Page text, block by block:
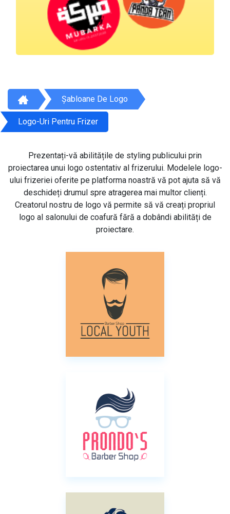
Șabloane De Logo
Logo-Uri Pentru Frizer
Prezentați-vă abilitățile de styling publicului prin
proiectarea unui logo ostentativ al frizerului. Modelele logo-
ului frizeriei oferite pe platforma noastră vă pot ajuta să vă
deschideți drumul spre atragerea mai multor clienți.
Creatorul nostru de logo vă permite să vă creați propriul
logo al salonului de coafură fără a dobândi abilități de
proiectare.